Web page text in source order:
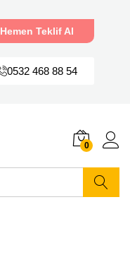
Hemen Teklif Al
0532 468 88 54
0